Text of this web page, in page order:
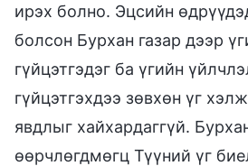
ирэх болно. Эцсийн
болсон Бурхан газар дээр
гүйцэтгэдэг ба үгийн
гүйцэтгэхдээ зөвхөн үг
явдлыг хайхардаггүй.
өөрчлөгдмөгц Түүний үг